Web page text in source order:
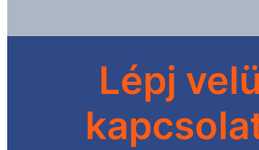
Lépj